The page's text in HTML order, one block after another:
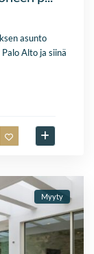
asunto
Alto ja siinä
Myyty